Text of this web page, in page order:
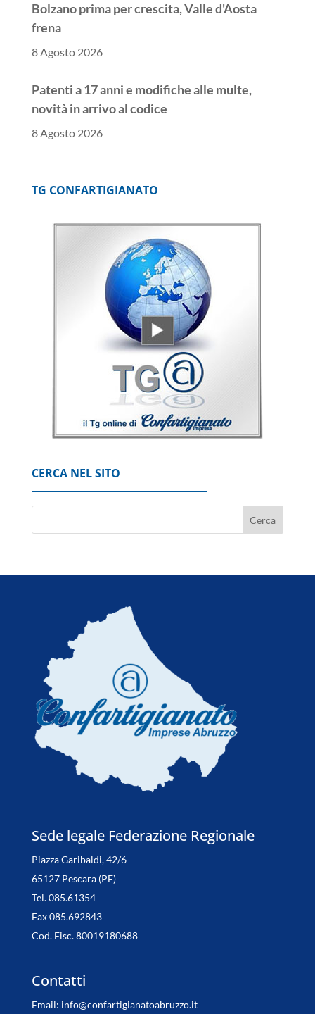
Bolzano prima per crescita, Valle d'Aosta
frena
8 Agosto 2026
Patenti a 17 anni e modifiche alle multe,
novità in arrivo al codice
8 Agosto 2026
TG CONFARTIGIANATO
CERCA NEL SITO
Sede legale Federazione Regionale
Piazza Garibaldi, 42/6
65127 Pescara (PE)
Tel. 085.61354
Fax 085.692843
Cod. Fisc. 80019180688
Contatti
Email: info@confartigianatoabruzzo.it